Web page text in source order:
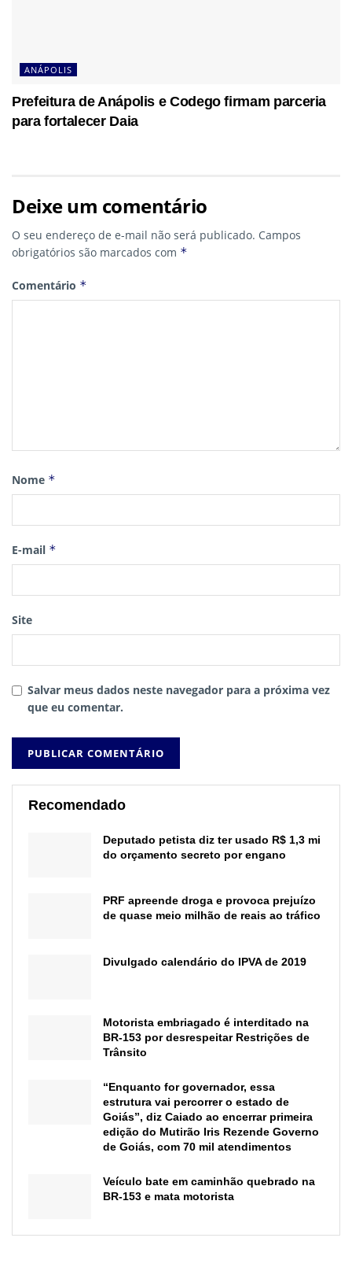
ANÁPOLIS
Prefeitura de Anápolis e Codego firmam parceria
para fortalecer Daia
Deixe um comentário
O seu endereço de e-mail não será publicado. Campos
obrigatórios são marcados com *
Comentário *
Nome *
E-mail *
Site
Salvar meus dados neste navegador para a próxima vez
que eu comentar.
Recomendado
Deputado petista diz ter usado R$ 1,3 mi
do orçamento secreto por engano
PRF apreende droga e provoca prejuízo
de quase meio milhão de reais ao tráfico
Divulgado calendário do IPVA de 2019
Motorista embriagado é interditado na
BR-153 por desrespeitar Restrições de
Trânsito
“Enquanto for governador, essa
estrutura vai percorrer o estado de
Goiás”, diz Caiado ao encerrar primeira
edição do Mutirão Iris Rezende Governo
de Goiás, com 70 mil atendimentos
Veículo bate em caminhão quebrado na
BR-153 e mata motorista